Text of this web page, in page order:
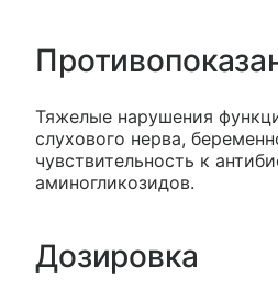
Тяжелые нарушения
слухового нерва,
чувствительность к
аминогликозидов.
Дозировка